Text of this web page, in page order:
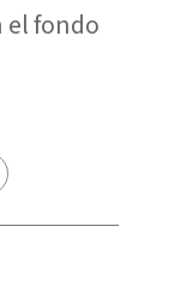
el fondo